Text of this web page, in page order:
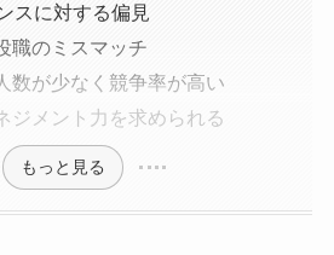
スに対する偏見
職のミスマッチ
数が少なく競争率が高い
ジメント力を求められる
もっと見る